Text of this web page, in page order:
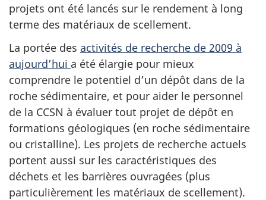
projets ont été lancés sur le rendement à long
terme des matériaux de scellement.
La portée des activités de recherche de 2009 à
aujourd’hui a été élargie pour mieux
comprendre le potentiel d’un dépôt dans de la
roche sédimentaire, et pour aider le personnel
de la CCSN à évaluer tout projet de dépôt en
formations géologiques (en roche sédimentaire
ou cristalline). Les projets de recherche actuels
portent aussi sur les caractéristiques des
déchets et les barrières ouvragées (plus
particulièrement les matériaux de scellement).